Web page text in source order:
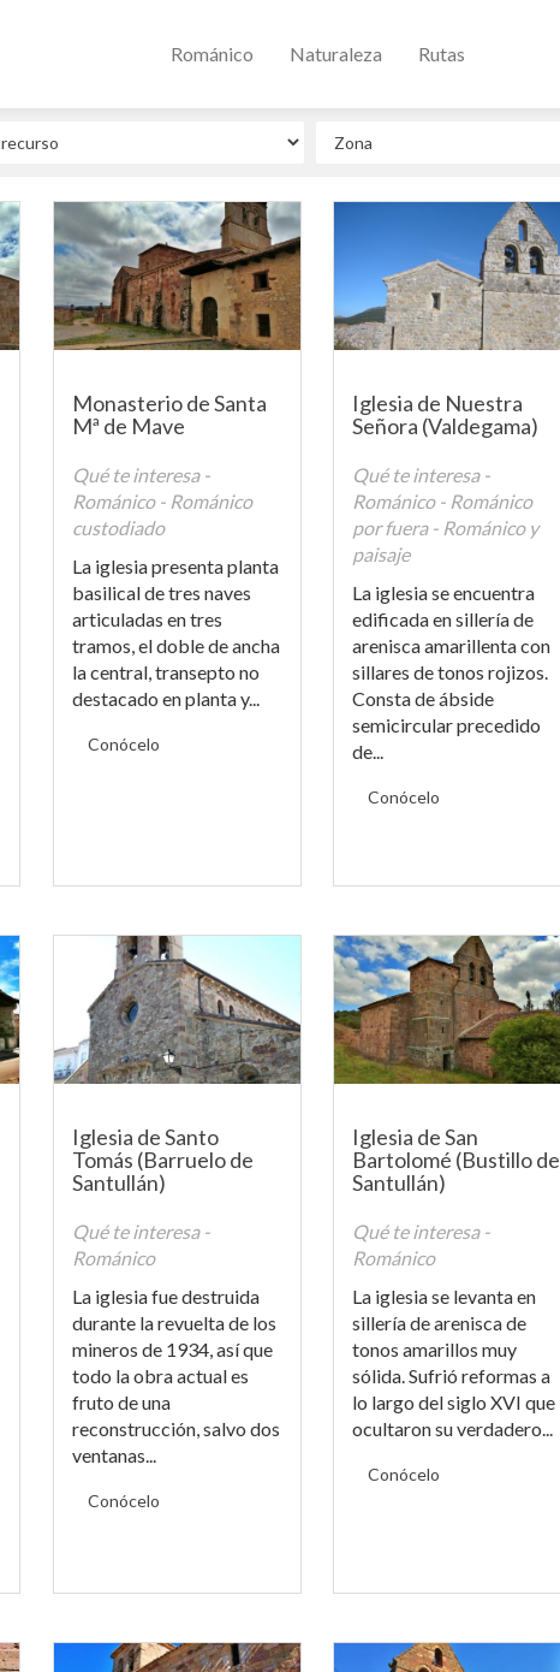
Románico Naturaleza Rutas
Monasterio de Santa
Mª de Mave
Qué te interesa -
Románico - Románico
custodiado
La iglesia presenta planta
basilical de tres naves
articuladas en tres
tramos, el doble de ancha
la central, transepto no
destacado en planta y...
Conócelo
Iglesia de Nuestra
Señora (Valdegama)
Qué te interesa -
Románico - Románico
por fuera - Románico y
paisaje
La iglesia se encuentra
edificada en sillería de
arenisca amarillenta con
sillares de tonos rojizos.
Consta de ábside
semicircular precedido
de...
Conócelo
Iglesia de Santo
Tomás (Barruelo de
Santullán)
Qué te interesa -
Románico
La iglesia fue destruida
durante la revuelta de los
mineros de 1934, así que
todo la obra actual es
fruto de una
reconstrucción, salvo dos
ventanas...
Conócelo
Iglesia de San
Bartolomé (Bustillo de
Santullán)
Qué te interesa -
Románico
La iglesia se levanta en
sillería de arenisca de
tonos amarillos muy
sólida. Sufrió reformas a
lo largo del siglo XVI que
ocultaron su verdadero...
Conócelo